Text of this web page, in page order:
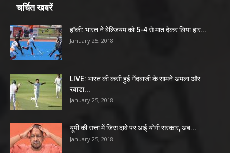
चर्चित खबरें
हॉकी: भारत ने बेल्जियम को 5-4 से मात देकर लिया हार...
January 25, 2018
LIVE: भारत की कसी हुई गेंदबाजी के सामने अमला और
रबाडा...
January 25, 2018
यूपी की सत्ता में जिस दावे पर आई योगी सरकार, अब...
January 25, 2018